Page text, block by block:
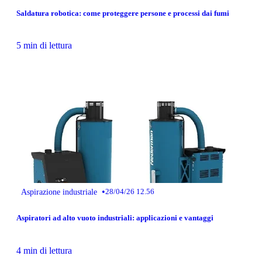
Saldatura robotica: come proteggere persone e processi dai fumi
5 min di lettura
Aspirazione industriale •28/04/26 12.56
Aspiratori ad alto vuoto industriali: applicazioni e vantaggi
4 min di lettura